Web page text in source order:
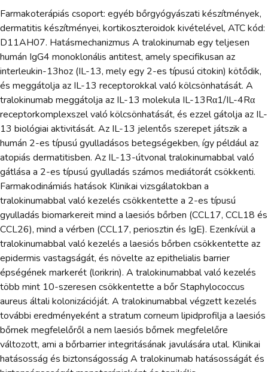
Farmakoterápiás csoport: egyéb bőrgyógyászati készítmények,
dermatitis készítményei, kortikoszteroidok kivételével, ATC kód:
D11AH07. Hatásmechanizmus A tralokinumab egy teljesen
humán IgG4 monoklonális antitest, amely specifikusan az
interleukin-13hoz (IL-13, mely egy 2-es típusú citokin) kötődik,
és meggátolja az IL-13 receptorokkal való kölcsönhatását. A
tralokinumab meggátolja az IL-13 molekula IL-13Rα1/IL-4Rα
receptorkomplexszel való kölcsönhatását, és ezzel gátolja az IL-
13 biológiai aktivitását. Az IL-13 jelentős szerepet játszik a
humán 2-es típusú gyulladásos betegségekben, így például az
atopiás dermatitisben. Az IL-13-útvonal tralokinumabbal való
gátlása a 2-es típusú gyulladás számos mediátorát csökkenti.
Farmakodinámiás hatások Klinikai vizsgálatokban a
tralokinumabbal való kezelés csökkentette a 2-es típusú
gyulladás biomarkereit mind a laesiós bőrben (CCL17, CCL18 és
CCL26), mind a vérben (CCL17, periosztin és IgE). Ezenkívül a
tralokinumabbal való kezelés a laesiós bőrben csökkentette az
epidermis vastagságát, és növelte az epithelialis barrier
épségének markerét (lorikrin). A tralokinumabbal való kezelés
több mint 10-szeresen csökkentette a bőr Staphylococcus
aureus általi kolonizációját. A tralokinumabbal végzett kezelés
további eredményeként a stratum corneum lipidprofilja a laesiós
bőrnek megfelelőről a nem laesiós bőrnek megfelelőre
változott, ami a bőrbarrier integritásának javulására utal. Klinikai
hatásosság és biztonságosság A tralokinumab hatásosságát és